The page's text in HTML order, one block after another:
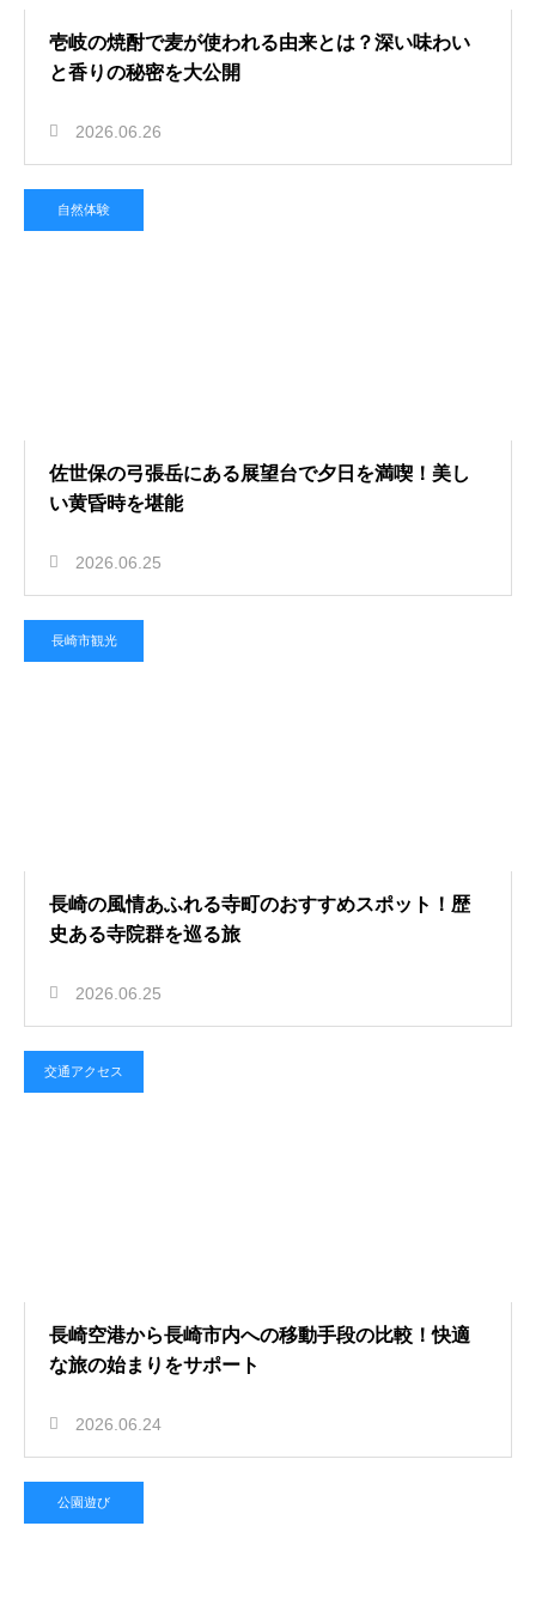
壱岐の焼酎で麦が使われる由来とは？深い味わい
と香りの秘密を大公開
2026.06.26
自然体験
佐世保の弓張岳にある展望台で夕日を満喫！美し
い黄昏時を堪能
2026.06.25
長崎市観光
長崎の風情あふれる寺町のおすすめスポット！歴
史ある寺院群を巡る旅
2026.06.25
交通アクセス
長崎空港から長崎市内への移動手段の比較！快適
な旅の始まりをサポート
2026.06.24
公園遊び